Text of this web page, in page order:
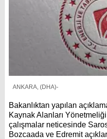
ANKARA, (DHA)-
Bakanlıktan yapılan
Kaynak Alanları
çalışmalar neticesinde
Bozcaada ve Edremit